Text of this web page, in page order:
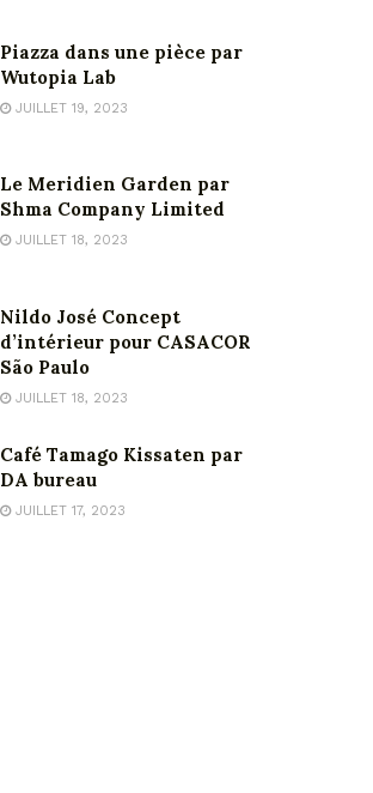
Piazza dans une pièce par
Wutopia Lab
JUILLET 19, 2023
Le Meridien Garden par
Shma Company Limited
JUILLET 18, 2023
Nildo José Concept
d’intérieur pour CASACOR
São Paulo
JUILLET 18, 2023
Café Tamago Kissaten par
DA bureau
JUILLET 17, 2023